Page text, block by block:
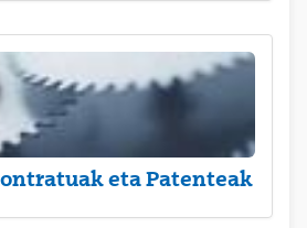
eta Patenteak